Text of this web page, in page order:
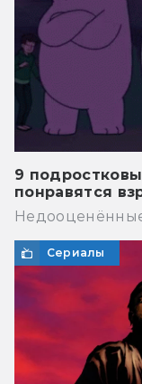
9
понравятся
Сериалы